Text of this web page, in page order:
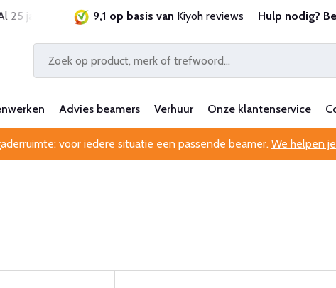
25 jaar betrouwbaar en ervaren Professionele klantenservice
9,1 op basis van Kiyoh reviews Hulp nodig?
Advies beamers Verhuur Onze klantenservice
voor iedere situatie een passende beamer. We helpen